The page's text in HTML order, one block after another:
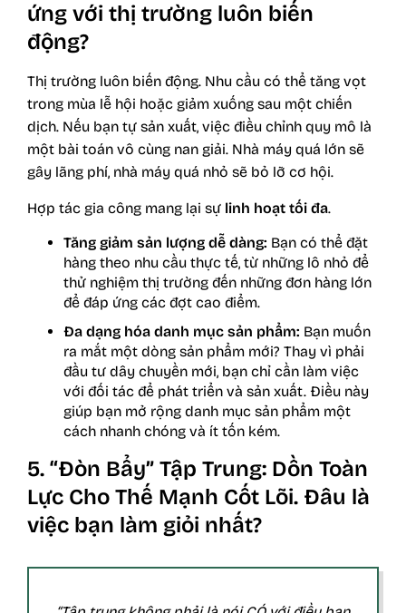
ứng với thị trường luôn biến
động?
Thị trường luôn biến động. Nhu cầu có thể tăng vọt
trong mùa lễ hội hoặc giảm xuống sau một chiến
dịch. Nếu bạn tự sản xuất, việc điều chỉnh quy mô là
một bài toán vô cùng nan giải. Nhà máy quá lớn sẽ
gây lãng phí, nhà máy quá nhỏ sẽ bỏ lỡ cơ hội.
Hợp tác gia công mang lại sự linh hoạt tối đa.
Tăng giảm sản lượng dễ dàng: Bạn có thể đặt
hàng theo nhu cầu thực tế, từ những lô nhỏ để
thử nghiệm thị trường đến những đơn hàng lớn
để đáp ứng các đợt cao điểm.
Đa dạng hóa danh mục sản phẩm: Bạn muốn
ra mắt một dòng sản phẩm mới? Thay vì phải
đầu tư dây chuyền mới, bạn chỉ cần làm việc
với đối tác để phát triển và sản xuất. Điều này
giúp bạn mở rộng danh mục sản phẩm một
cách nhanh chóng và ít tốn kém.
5. “Đòn Bẩy” Tập Trung: Dồn Toàn
Lực Cho Thế Mạnh Cốt Lõi. Đâu là
việc bạn làm giỏi nhất?